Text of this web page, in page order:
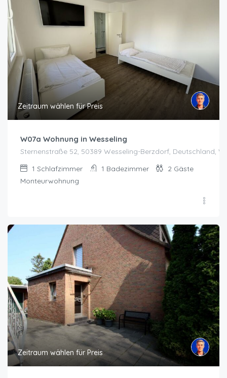
Zeitraum wählen für Preis
W07a Wohnung in Wesseling
Sternenstraße 52, 50389 Wesseling-Berzdorf, Deutschland,
1 Schlafzimmer 1 Badezimmer 2 Gäste
Monteurwohnung
Zeitraum wählen für Preis